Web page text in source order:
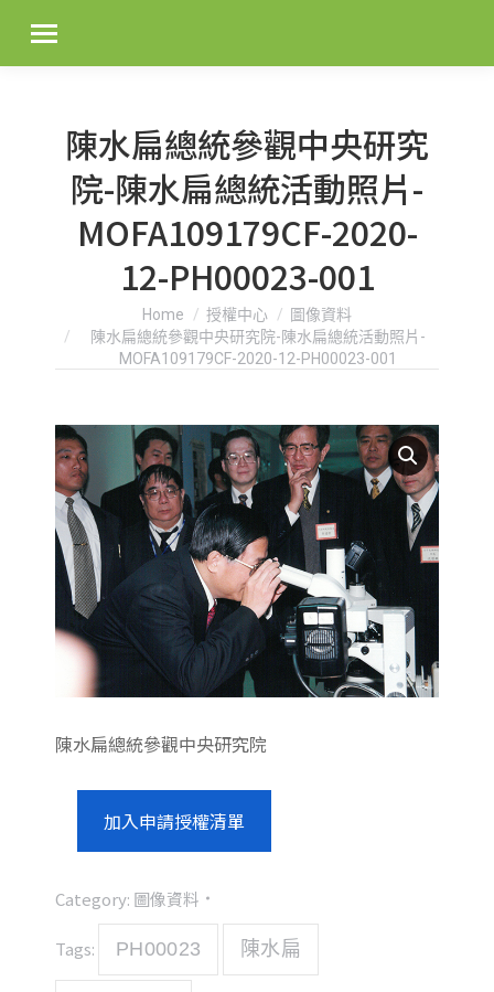
陳水扁總統參觀中央研究
院-陳水扁總統活動照片-
MOFA109179CF-2020-
12-PH00023-001
You are here:Home 授權中心
圖像資料
陳水扁總統參觀中央研究院-陳水扁總統活動照片-
MOFA109179CF-2020-12-PH00023-001
陳水扁總統參觀中央研究院
加入申請授權清單
Category: 圖像資料
Tags: PH00023 陳水扁